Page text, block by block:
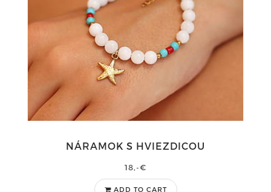
NÁRAMOK S HVIEZDICOU
18,-€
ADD TO CART